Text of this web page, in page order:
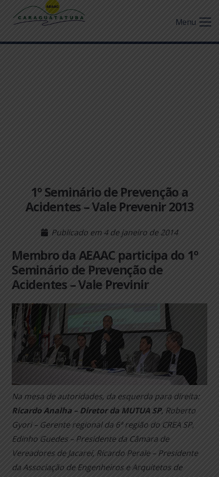
Menu
1º Seminário de Prevenção a
Acidentes – Vale Prevenir 2013
Publicado em 4 de janeiro de 2014
Membro da AEAAC participa do 1º
Seminário de Prevenção de
Acidentes – Vale Previnir
Na mesa de autoridades, da esquerda para direita:
Ricardo Analha – Diretor da MUTUA SP, Roberto
Gyori – Gerente regional da 6ª região do CREA SP,
Edinho Guedes – Presidente da Câmara de
Vereadores de Jacareí, Ricardo Perale – Presidente
da Associação de Engenheiros e Arquitetos de